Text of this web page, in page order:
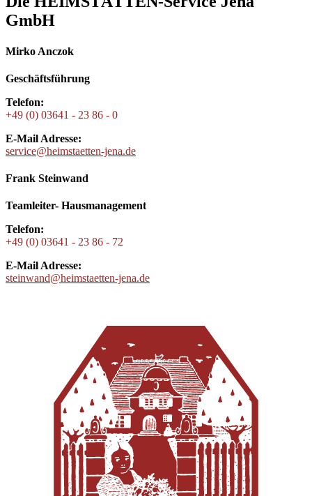
GmbH
Mirko Anczok
Geschäftsführung
Telefon:
+49 (0) 03641 - 23 86 - 0
E-Mail Adresse:
service@heimstaetten-jena.de
Frank Steinwand
Teamleiter- Hausmanagement
Telefon:
+49 (0) 03641 - 23 86 - 72
E-Mail Adresse:
steinwand@heimstaetten-jena.de